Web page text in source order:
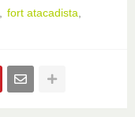
fort atacadista